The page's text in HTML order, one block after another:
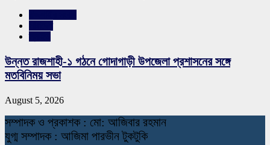
উন্নত রাজশাহী-১ গঠনে গোদাগাড়ী উপজেলা প্রশাসনের সঙ্গে
মতবিনিময় সভা
August 5, 2026
সম্পাদক ও প্রকাশক : মো: আজিবার রহমান
যুগ্ম সম্পাদক : আজিমা পারভীন টুকটুকি